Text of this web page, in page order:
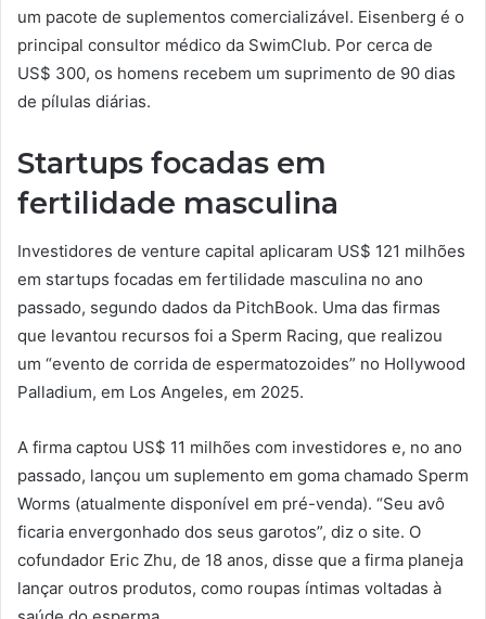
um pacote de suplementos comercializável. Eisenberg é o
principal consultor médico da SwimClub. Por cerca de
US$ 300, os homens recebem um suprimento de 90 dias
de pílulas diárias.
Startups focadas em
fertilidade masculina
Investidores de venture capital aplicaram US$ 121 milhões
em startups focadas em fertilidade masculina no ano
passado, segundo dados da PitchBook. Uma das firmas
que levantou recursos foi a Sperm Racing, que realizou
um “evento de corrida de espermatozoides” no Hollywood
Palladium, em Los Angeles, em 2025.
A firma captou US$ 11 milhões com investidores e, no ano
passado, lançou um suplemento em goma chamado Sperm
Worms (atualmente disponível em pré-venda). “Seu avô
ficaria envergonhado dos seus garotos”, diz o site. O
cofundador Eric Zhu, de 18 anos, disse que a firma planeja
lançar outros produtos, como roupas íntimas voltadas à